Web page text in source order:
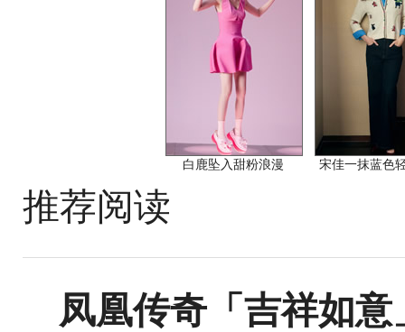
白鹿坠入甜粉浪漫 宋佳一抹蓝色
推荐阅读
凤凰传奇「吉祥如